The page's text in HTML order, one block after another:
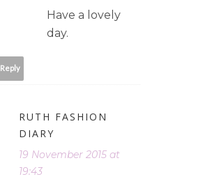
Have a lovely
day.
Reply
RUTH FASHION
DIARY
19 November 2015 at
19:43